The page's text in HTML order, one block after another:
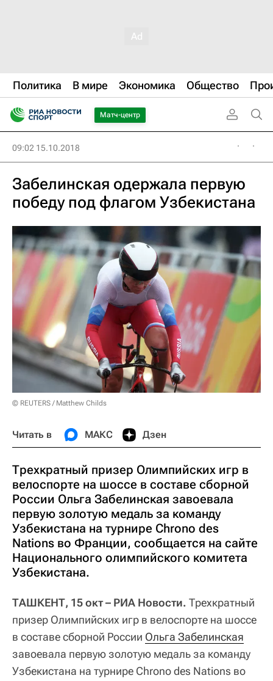
Политика В мире Экономика Общество
Матч-центр
09:02 15.10.2018
Забелинская одержала первую
победу под флагом Узбекистана
© REUTERS / Matthew Childs
Читать в МАКС Дзен
Трехкратный призер Олимпийских игр в
велоспорте на шоссе в составе сборной
России Ольга Забелинская завоевала
первую золотую медаль за команду
Узбекистана на турнире Chrono des
Nations во Франции, сообщается на сайте
Национального олимпийского комитета
Узбекистана.
ТАШКЕНТ, 15 окт – РИА Новости. Трехкратный
призер Олимпийских игр в велоспорте на шоссе
в составе сборной России Ольга Забелинская
завоевала первую золотую медаль за команду
Узбекистана на турнире Chrono des Nations во